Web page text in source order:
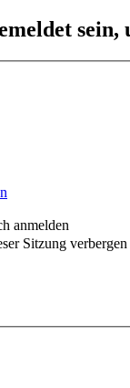
anmelden
Sitzung verbergen